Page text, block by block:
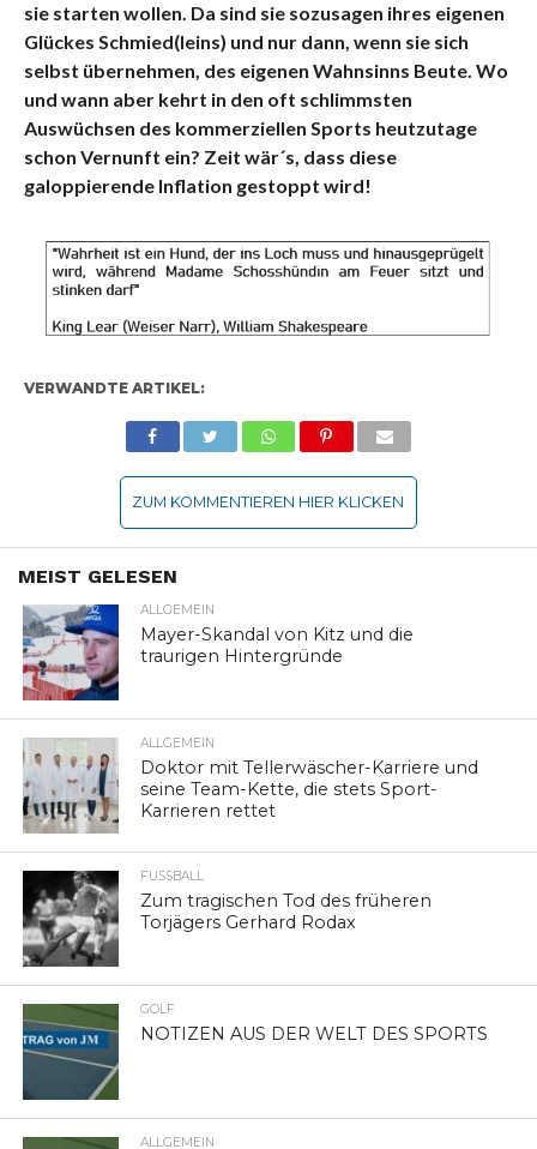
sie starten wollen. Da sind sie sozusagen ihres eigenen
Glückes Schmied(leins) und nur dann, wenn sie sich
selbst übernehmen, des eigenen Wahnsinns Beute. Wo
und wann aber kehrt in den oft schlimmsten
Auswüchsen des kommerziellen Sports heutzutage
schon Vernunft ein? Zeit wär´s, dass diese
galoppierende Inflation gestoppt wird!
VERWANDTE ARTIKEL:
ZUM KOMMENTIEREN HIER KLICKEN
MEIST GELESEN
ALLGEMEIN
Mayer-Skandal von Kitz und die
traurigen Hintergründe
ALLGEMEIN
Doktor mit Tellerwäscher-Karriere und
seine Team-Kette, die stets Sport-
Karrieren rettet
FUSSBALL
Zum tragischen Tod des früheren
Torjägers Gerhard Rodax
GOLF
NOTIZEN AUS DER WELT DES SPORTS
ALLGEMEIN